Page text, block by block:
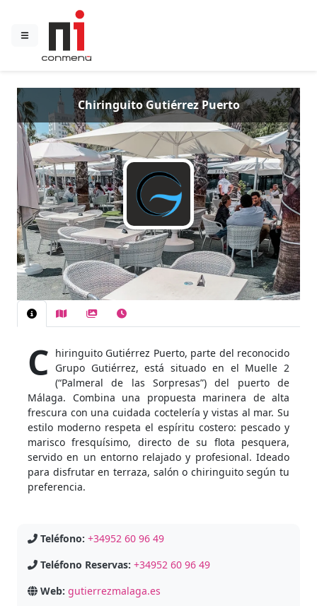
Chiringuito Gutiérrez Puerto
C hiringuito Gutiérrez Puerto, parte del reconocido
Grupo Gutiérrez, está situado en el Muelle 2
(“Palmeral de las Sorpresas”) del puerto de
Málaga. Combina una propuesta marinera de alta
frescura con una cuidada coctelería y vistas al mar. Su
estilo moderno respeta el espíritu costero: pescado y
marisco fresquísimo, directo de su flota pesquera,
servido en un entorno relajado y profesional. Ideado
para disfrutar en terraza, salón o chiringuito según tu
preferencia.
Teléfono: +34952 60 96 49
Teléfono Reservas: +34952 60 96 49
Web: gutierrezmalaga.es